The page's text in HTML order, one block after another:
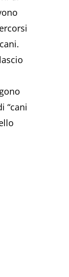
“cani